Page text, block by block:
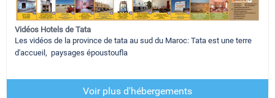
Vidéos Hotels de Tata
Les vidéos de la province de tata au sud du Maroc: Tata est une terre
d'accueil, paysages époustoufla
Voir plus d'hébergements